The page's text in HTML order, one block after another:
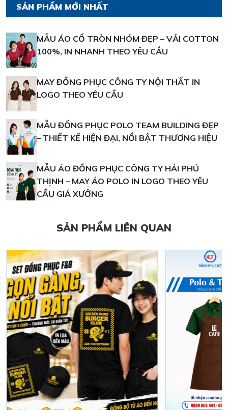
SẢN PHẨM MỚI NHẤT
MẪU ÁO CỔ TRÒN NHÓM ĐẸP – VẢI COTTON
100%, IN NHANH THEO YÊU CẦU
MAY ĐỒNG PHỤC CÔNG TY NỘI THẤT IN
LOGO THEO YÊU CẦU
MẪU ĐỒNG PHỤC POLO TEAM BUILDING ĐẸP
– THIẾT KẾ HIỆN ĐẠI, NỔI BẬT THƯƠNG HIỆU
MẪU ÁO ĐỒNG PHỤC CÔNG TY HẢI PHÚ
THỊNH – MAY ÁO POLO IN LOGO THEO YÊU
CẦU GIÁ XƯỞNG
SẢN PHẨM LIÊN QUAN